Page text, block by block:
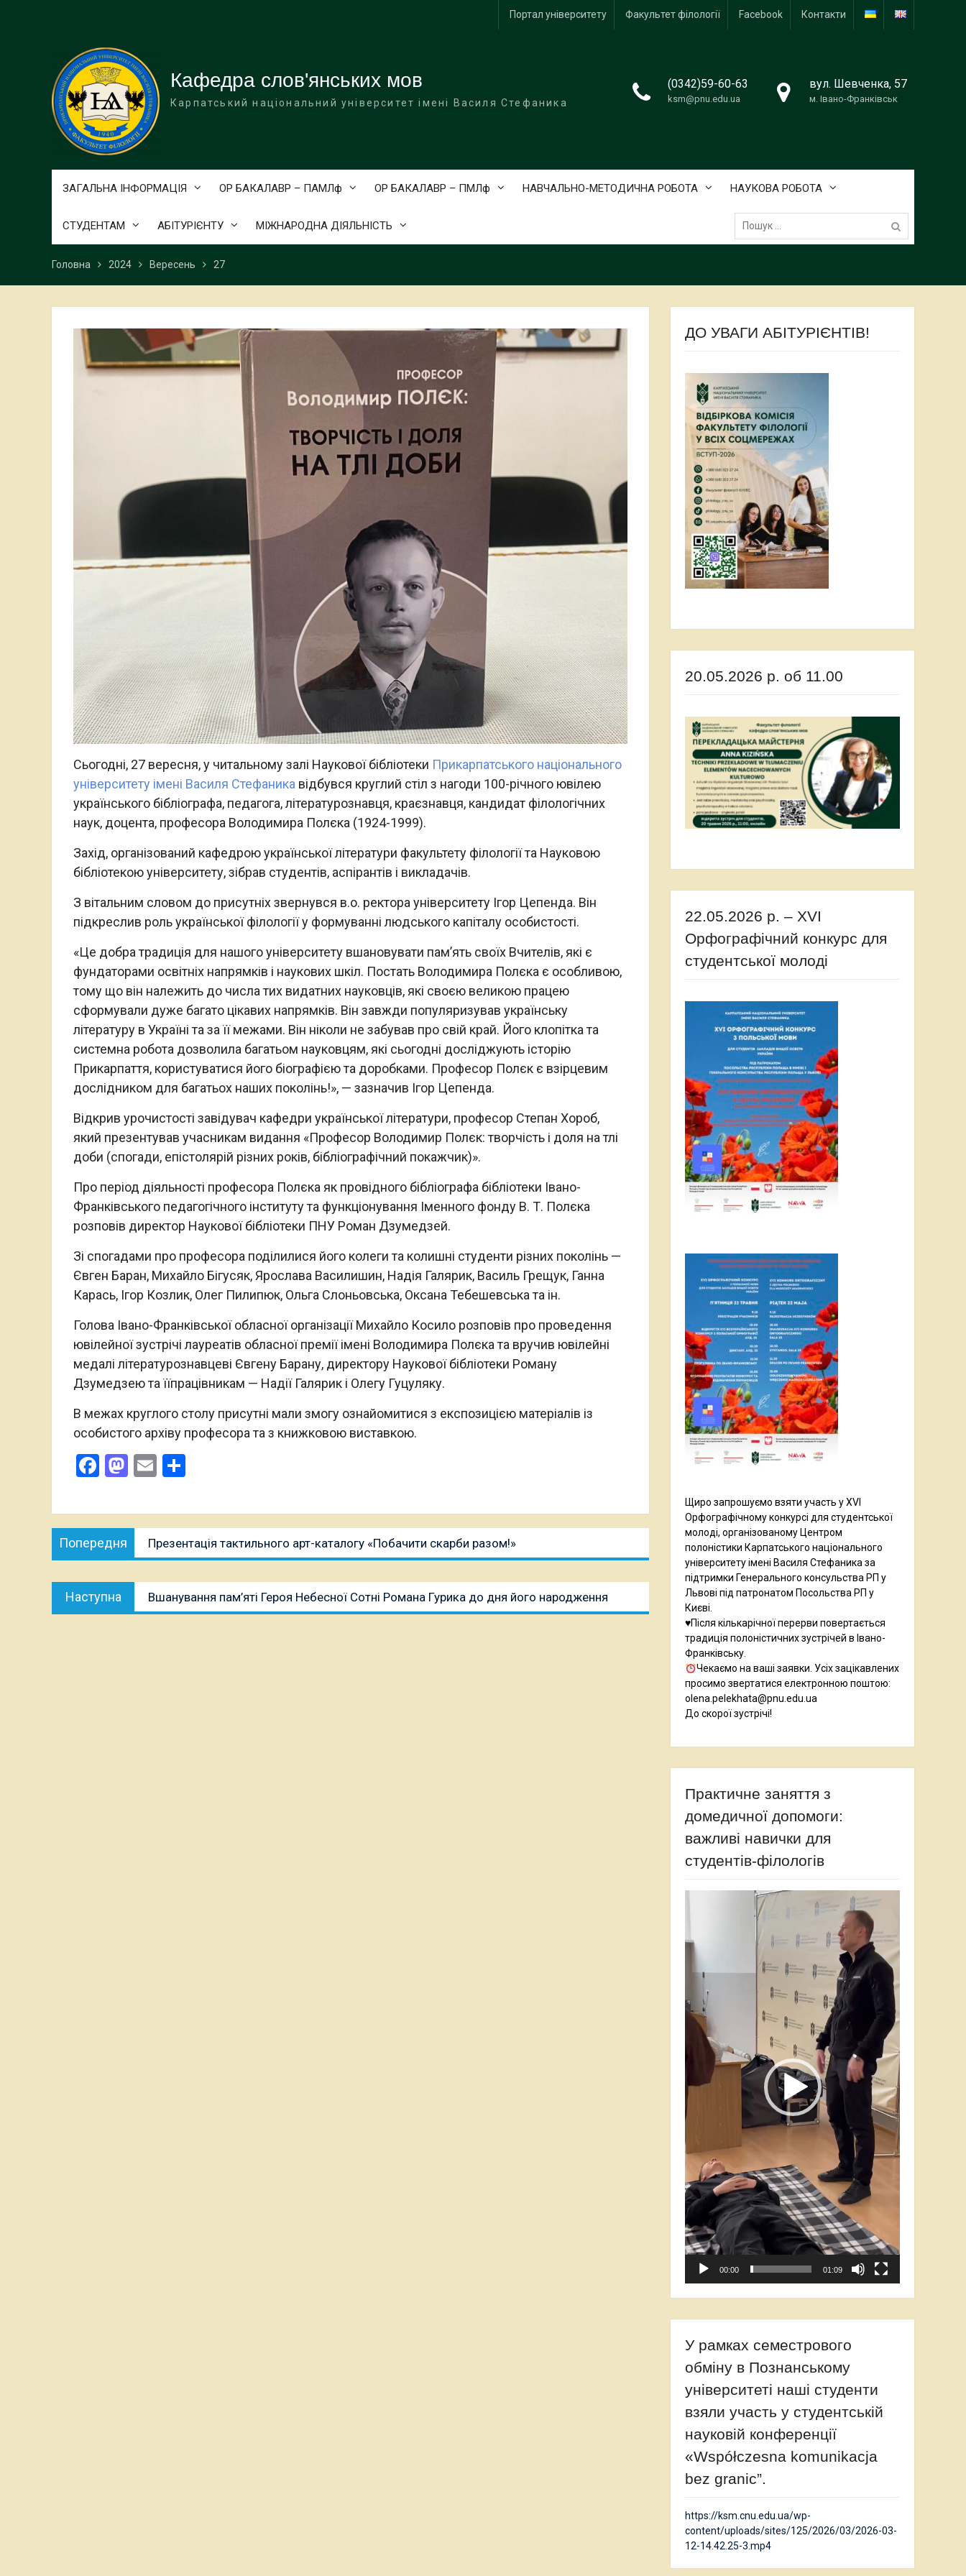
Портал університету Факультет філології Facebook Контакти
Кафедра слов'янських мов
Карпатський національний університет імені Василя Стефаника
(0342)59-60-63
ksm@pnu.edu.ua
вул. Шевченка, 57
м. Івано-Франківськ
ЗАГАЛЬНА ІНФОРМАЦІЯ ОР БАКАЛАВР – ПАМЛф ОР БАКАЛАВР – ПМЛф НАВЧАЛЬНО-МЕТОДИЧНА РОБОТА НАУКОВА РОБОТА
СТУДЕНТАМ АБІТУРІЄНТУ МІЖНАРОДНА ДІЯЛЬНІСТЬ
Пошук:
Головна 2024 Вересень 27
Сьогодні, 27 вересня, у читальному залі Наукової бібліотеки Прикарпатського національного
університету імені Василя Стефаника відбувся круглий стіл з нагоди 100-річного ювілею
українського бібліографа, педагога, літературознавця, краєзнавця, кандидат філологічних
наук, доцента, професора Володимира Полєка (1924-1999).
Захід, організований кафедрою української літератури факультету філології та Науковою
бібліотекою університету, зібрав студентів, аспірантів і викладачів.
З вітальним словом до присутніх звернувся в.о. ректора університету Ігор Цепенда. Він
підкреслив роль української філології у формуванні людського капіталу особистості.
«Це добра традиція для нашого університету вшановувати памʼять своїх Вчителів, які є
фундаторами освітніх напрямків і наукових шкіл. Постать Володимира Полєка є особливою,
тому що він належить до числа тих видатних науковців, які своєю великою працею
сформували дуже багато цікавих напрямків. Він завжди популяризував українську
літературу в Україні та за її межами. Він ніколи не забував про свій край. Його клопітка та
системна робота дозволила багатьом науковцям, які сьогодні досліджують історію
Прикарпаття, користуватися його біографією та доробками. Професор Полєк є взірцевим
дослідником для багатьох наших поколінь!», — зазначив Ігор Цепенда.
Відкрив урочистості завідувач кафедри української літератури, професор Степан Хороб,
який презентував учасникам видання «Професор Володимир Полєк: творчість і доля на тлі
доби (спогади, епістолярій різних років, бібліографічний покажчик)».
Про період діяльності професора Полєка як провідного бібліографа бібліотеки Івано-
Франківського педагогічного інституту та функціонування Іменного фонду В. Т. Полєка
розповів директор Наукової бібліотеки ПНУ Роман Дзумедзей.
Зі спогадами про професора поділилися його колеги та колишні студенти різних поколінь —
Євген Баран, Михайло Бігусяк, Ярослава Василишин, Надія Галярик, Василь Грещук, Ганна
Карась, Ігор Козлик, Олег Пилипюк, Ольга Слоньовська, Оксана Тебешевська та ін.
Голова Івано-Франківської обласної організації Михайло Косило розповів про проведення
ювілейної зустрічі лауреатів обласної премії імені Володимира Полєка та вручив ювілейні
медалі літературознавцеві Євгену Барану, директору Наукової бібліотеки Роману
Дзумедзею та їїпрацівникам — Надії Галярик і Олегу Гуцуляку.
В межах круглого столу присутні мали змогу ознайомитися з експозицією матеріалів із
особистого архіву професора та з книжковою виставкою.
Facebook
Mastodon
Email
Навігація
записів
Попередня
публікація:
Презентація тактильного арт-каталогу «Побачити скарби разом!»
Наступна
публікація:
Вшанування пам’яті Героя Небесної Сотні Романа Гурика до дня його народження
ДО УВАГИ АБІТУРІЄНТІВ!
20.05.2026 р. об 11.00
22.05.2026 р. – XVI
Орфографічний конкурс для
студентської молоді
Щиро запрошуємо взяти участь у XVI
Орфографічному конкурсі для студентської
молоді, організованому Центром
полоністики Карпатського національного
університету імені Василя Стефаника за
підтримки Генерального консульства РП у
Львові під патронатом Посольства РП у
Києві.
♥️Після кількарічної перерви повертається
традиція полоністичних зустрічей в Івано-
Франківську.
Чекаємо на ваші заявки. Усіх зацікавлених
просимо звертатися електронною поштою:
olena.pelekhata@pnu.edu.ua
До скорої зустрічі!
Практичне заняття з
домедичної допомоги:
важливі навички для
студентів-філологів
Відеопрогравач
00:00 01:09
У рамках семестрового
обміну в Познанському
університеті наші студенти
взяли участь у студентській
науковій конференції
«Współczesna komunikacja
bez granic”.
https://ksm.cnu.edu.ua/wp-
content/uploads/sites/125/2026/03/2026-03-
12-14.42.25-3.mp4